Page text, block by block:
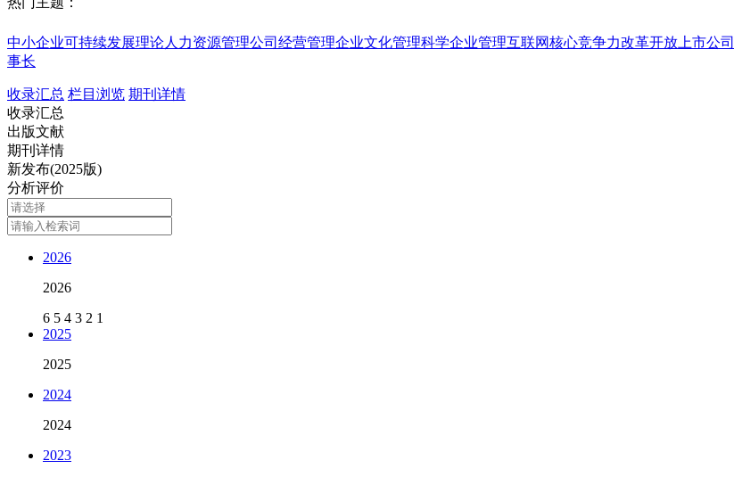
中小企业可持续发展理论人力资源管理公司经营管理企业文化管理科学企业管理互联网核心竞争力改革开放 上市公司
事长
收录汇总 栏目浏览 期刊详情
收录汇总
出版文献
期刊详情
新发布(2025版)
分析评价
2026
2026
6 5 4 3 2 1
2025
2025
2024
2024
2023